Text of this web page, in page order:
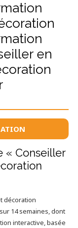
en
« Conseiller
décoration
14 semaines, dont
interactive, basée